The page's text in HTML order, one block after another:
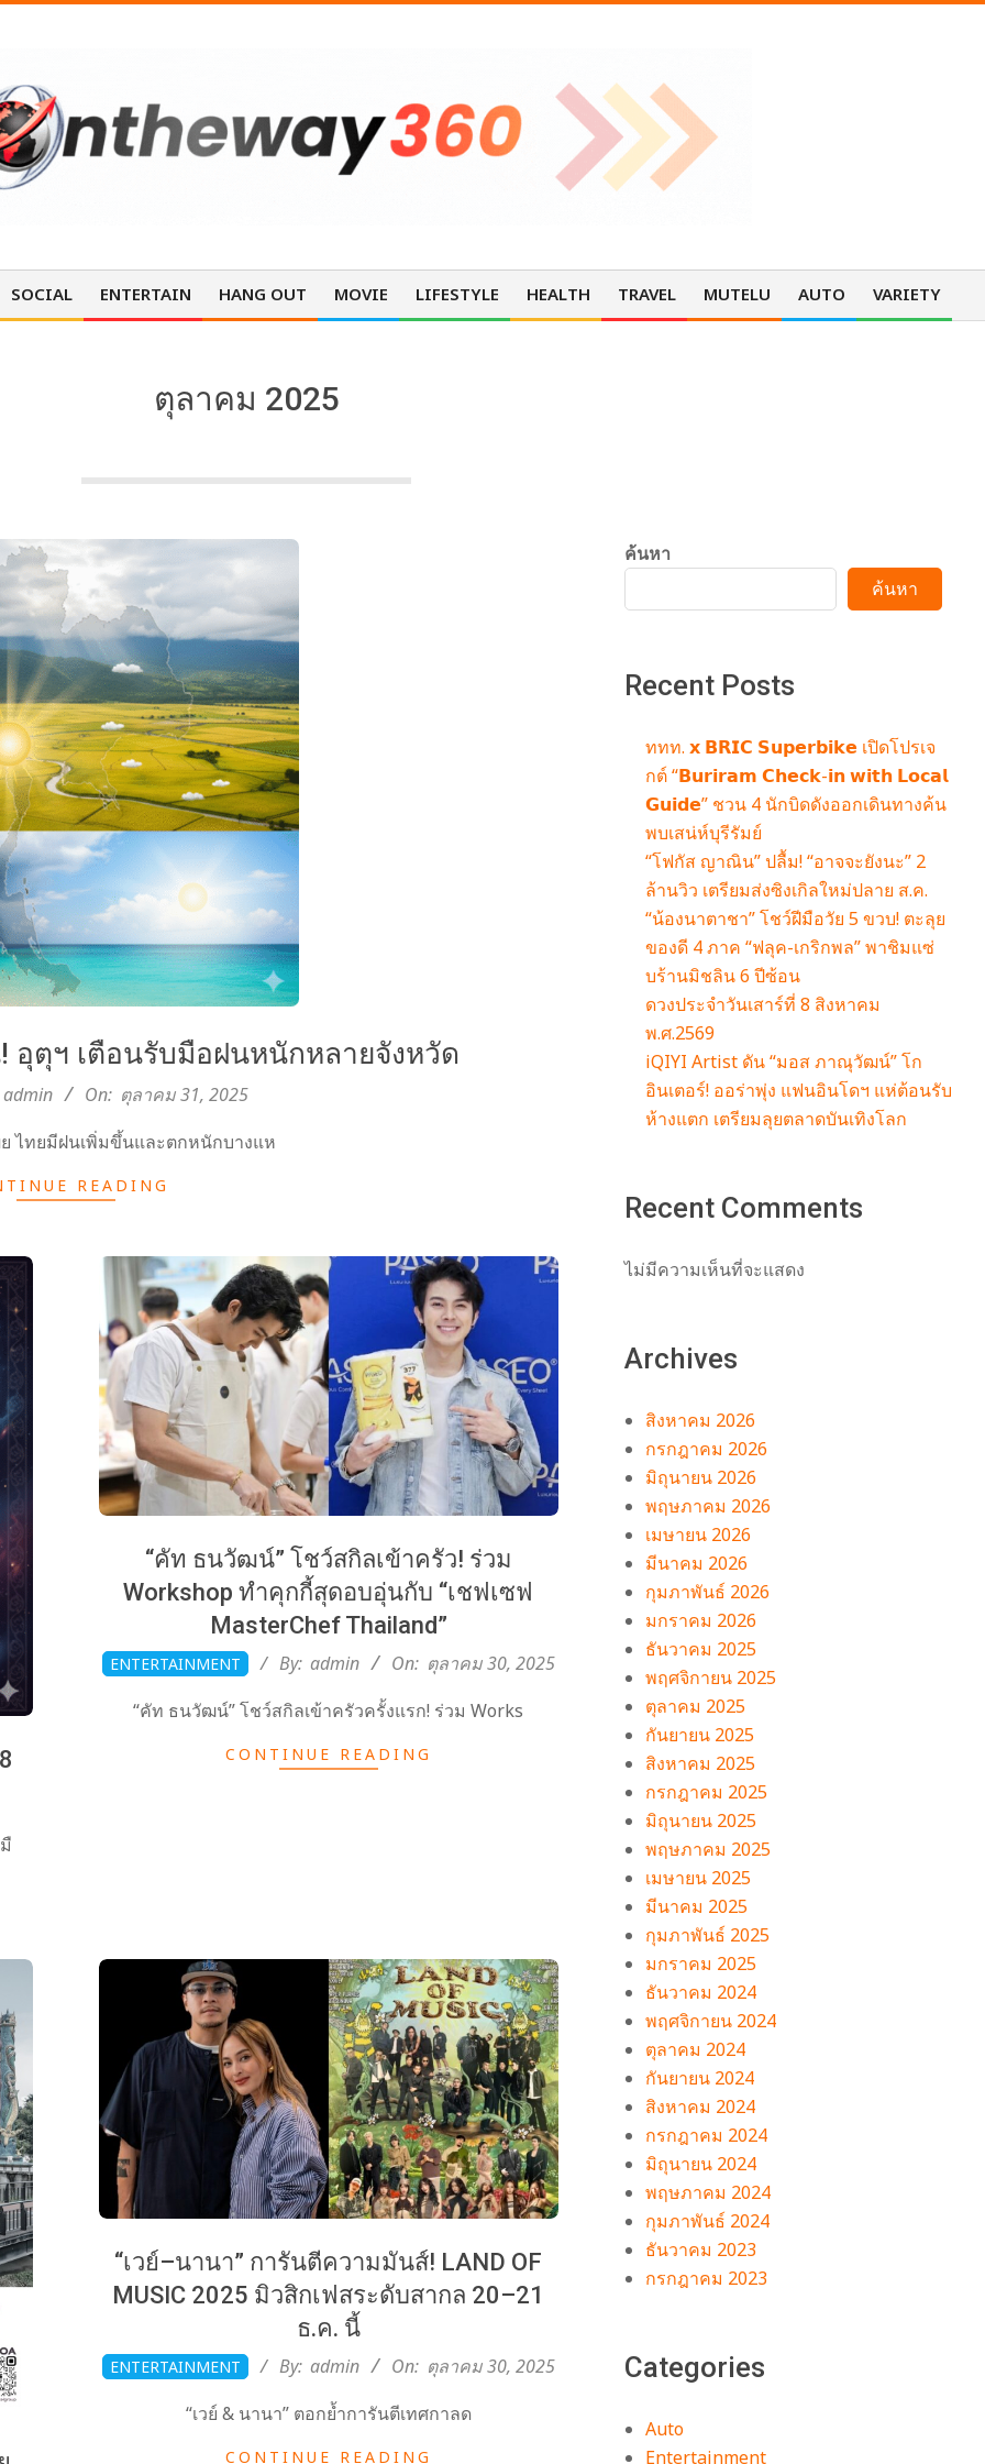
SOCIAL ENTERTAIN HANG OUT MOVIE LIFESTYLE HEALTH TRAVEL MUTELU AUTO VARIETY
ตุลาคม 2025
อุตุฯ เตือนรับมือฝนหนักหลายจังหวัด
admin On: ตุลาคม 31, 2025
ไทยมีฝนเพิ่มขึ้นและตกหนักบางแห
READING
“คัท ธนวัฒน์” โชว์สกิลเข้าครัว! ร่วม
Workshop ทำคุกกี้สุดอบอุ่นกับ “เชฟเซฟ
MasterChef Thailand”
2025-
10-
ENTERTAINMENT By: admin On: ตุลาคม 30, 2025
“คัท ธนวัฒน์” โชว์สกิลเข้าครัวครั้งแรก! ร่วม Works
CONTINUE READING
“เวย์–นานา” การันตีความมันส์! LAND OF
MUSIC 2025 มิวสิกเฟสระดับสากล 20–21
ธ.ค. นี้
2025-
10-
ENTERTAINMENT By: admin On: ตุลาคม 30, 2025
“เวย์ & นานา” ตอกย้ำการันตีเทศกาลด
CONTINUE READING
ค้นหา
ค้นหา
Recent Posts
ททท. 𝘅 𝗕𝗥𝗜𝗖 𝗦𝘂𝗽𝗲𝗿𝗯𝗶𝗸𝗲 เปิดโปรเจ
กต์ “𝗕𝘂𝗿𝗶𝗿𝗮𝗺 𝗖𝗵𝗲𝗰𝗸-𝗶𝗻 𝘄𝗶𝘁𝗵 𝗟𝗼𝗰𝗮𝗹
𝗚𝘂𝗶𝗱𝗲” ชวน 4 นักบิดดังออกเดินทางค้น
พบเสน่ห์บุรีรัมย์
“โฟกัส ญาณิน” ปลื้ม! “อาจจะยังนะ” 2
ล้านวิว เตรียมส่งซิงเกิลใหม่ปลาย ส.ค.
“น้องนาตาชา” โชว์ฝีมือวัย 5 ขวบ! ตะลุย
ของดี 4 ภาค “ฟลุค-เกริกพล” พาชิมแซ่
บร้านมิชลิน 6 ปีซ้อน
ดวงประจำวันเสาร์ที่ 8 สิงหาคม
พ.ศ.2569
iQIYI Artist ดัน “มอส ภาณุวัฒน์” โก
อินเตอร์! ออร่าพุ่ง แฟนอินโดฯ แห่ต้อนรับ
ห้างแตก เตรียมลุยตลาดบันเทิงโลก
Recent Comments
ไม่มีความเห็นที่จะแสดง
Archives
สิงหาคม 2026
กรกฎาคม 2026
มิถุนายน 2026
พฤษภาคม 2026
เมษายน 2026
มีนาคม 2026
กุมภาพันธ์ 2026
มกราคม 2026
ธันวาคม 2025
พฤศจิกายน 2025
ตุลาคม 2025
กันยายน 2025
สิงหาคม 2025
กรกฎาคม 2025
มิถุนายน 2025
พฤษภาคม 2025
เมษายน 2025
มีนาคม 2025
กุมภาพันธ์ 2025
มกราคม 2025
ธันวาคม 2024
พฤศจิกายน 2024
ตุลาคม 2024
กันยายน 2024
สิงหาคม 2024
กรกฎาคม 2024
มิถุนายน 2024
พฤษภาคม 2024
กุมภาพันธ์ 2024
ธันวาคม 2023
กรกฎาคม 2023
Categories
Auto
Entertainment